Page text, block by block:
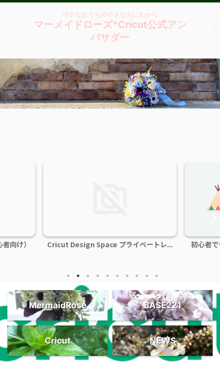
小さなおうちの小さなおにわから
マーメイドローズ*Cricut公式アン
バサダー
向け） Cricut Design Space プライベートレ... 初心者
MermaidRose BASE221
Cricut NEWS